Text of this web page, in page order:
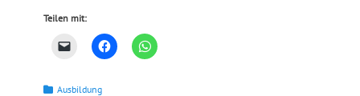
Teilen mit:
Kategorien
Ausbildung